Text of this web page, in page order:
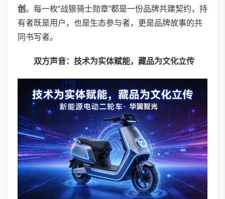
创 。每一枚“战狼骑士勋章”都是一份品牌共建契约，持
有者既是用户，也是生态参与者，更是品牌故事的共
同书写者。
双方声音：技术为实体赋能，藏品为文化立传